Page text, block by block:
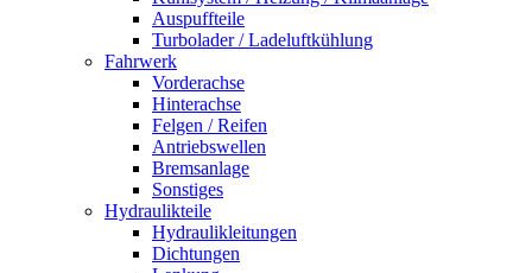
Auspuffteile
Turbolader / Ladeluftkühlung
Fahrwerk
Vorderachse
Hinterachse
Felgen / Reifen
Antriebswellen
Bremsanlage
Sonstiges
Hydraulikteile
Hydraulikleitungen
Dichtungen